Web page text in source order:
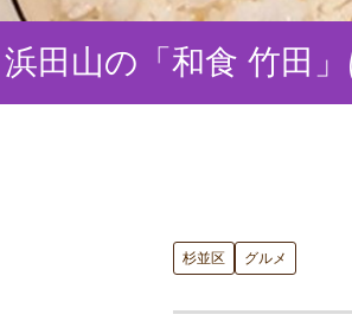
浜田山の「和食 竹田
杉並区 グルメ